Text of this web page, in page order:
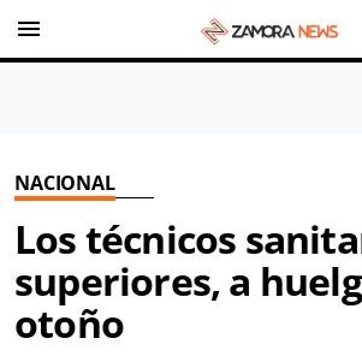
menu
NACIONAL
Los técnicos
superiores, a
otoño